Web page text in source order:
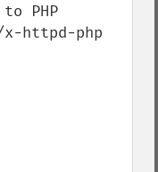
PHP
httpd-php